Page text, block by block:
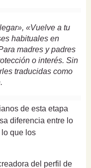
«Vuelve a tu
habituales en
madres y padres
o interés. Sin
traducidas como
de esta etapa
diferencia entre lo
que los
del perfil de